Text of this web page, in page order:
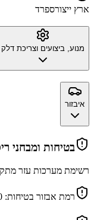
ארץ ייצורספרד
מנוע, ביצועים וצריכת דלק
איבזור
בטיחות ומבחני
רשימת מערכות עזר
רמת אבזור בטיחות: